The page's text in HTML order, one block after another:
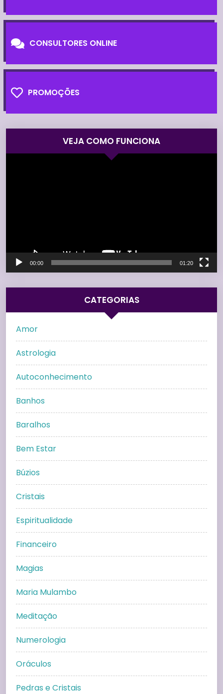
CONSULTORES ONLINE
PROMOÇÕES
VEJA COMO FUNCIONA
00:00 01:20
CATEGORIAS
Amor
Astrologia
Autoconhecimento
Banhos
Baralhos
Bem Estar
Búzios
Cristais
Espiritualidade
Financeiro
Magias
Maria Mulambo
Meditação
Numerologia
Oráculos
Pedras e Cristais